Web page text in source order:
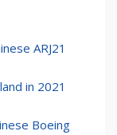
ARJ21
in 2021
Boeing